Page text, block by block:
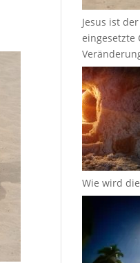
Jesus ist
eingesetzte
Wie wird